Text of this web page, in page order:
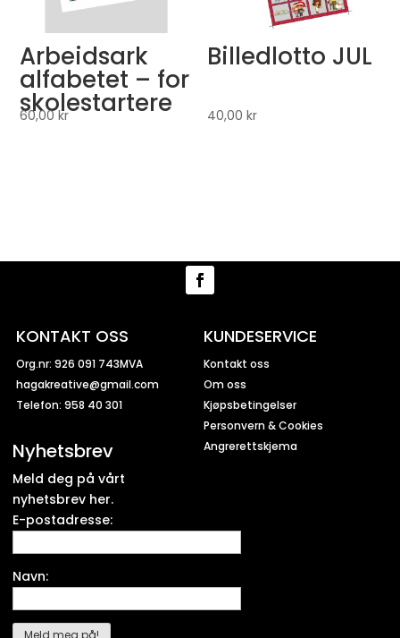
Arbeidsark
alfabetet – for
skolestartere
60,00kr
Billedlotto JUL
40,00kr
KONTAKT OSS
Org.nr: 926 091 743MVA
hagakreative@gmail.com
Telefon: 958 40 301
Nyhetsbrev
Meld deg på vårt
nyhetsbrev her.
E-postadresse:
Navn:
KUNDESERVICE
Kontakt oss
Om oss
Kjøpsbetingelser
Personvern & Cookies
Angrerettskjema